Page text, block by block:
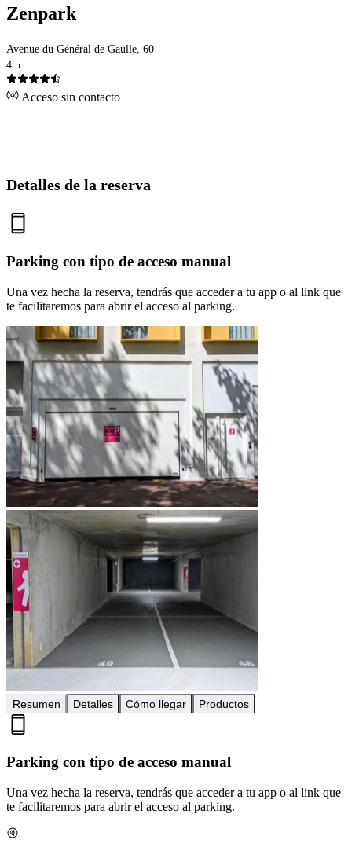
Zenpark
Avenue du Général de Gaulle, 60
4.5
Acceso sin contacto
Detalles de la reserva
Parking con tipo de acceso manual
Una vez hecha la reserva, tendrás que acceder a tu app o al link que
te facilitaremos para abrir el acceso al parking.
Resumen Detalles Cómo llegar Productos
Parking con tipo de acceso manual
Una vez hecha la reserva, tendrás que acceder a tu app o al link que
te facilitaremos para abrir el acceso al parking.